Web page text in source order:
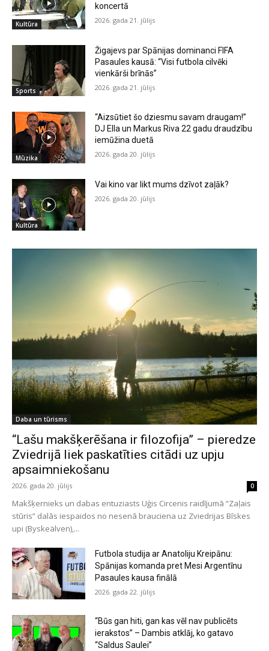
Kultūra
koncertā
2026. gada 21. jūlijs
Sports
Žigajevs par Spānijas dominanci FIFA
Pasaules kausā: “Visi futbola cilvēki
vienkārši brīnās”
2026. gada 21. jūlijs
Mūzika
“Aizsūtiet šo dziesmu savam draugam!”
DJ Ella un Markus Riva 22 gadu draudzību
iemūžina duetā
2026. gada 20. jūlijs
Kultūra
Vai kino var likt mums dzīvot zaļāk?
2026. gada 20. jūlijs
Daba un tūrisms
“Lašu makšķerēšana ir filozofija” – pieredze
Zviedrijā liek paskatīties citādi uz upju
apsaimniekošanu
2026. gada 20. jūlijs 0
Makšķernieks un dabas entuziasts Uģis Circenis raidījumā “Zaļais
stūris” dalās iespaidos no nesenā brauciena uz Zviedrijas Bīskes
upi (Byskeälven),...
Futbola studija ar Anatoliju Kreipānu:
Spānijas komanda pret Mesi Argentīnu
Pasaules kausa finālā
2026. gada 22. jūlijs
“Būs gan hiti, gan kas vēl nav publicēts
ierakstos” – Dambis atklāj, ko gatavo
“Saldus Saulei”